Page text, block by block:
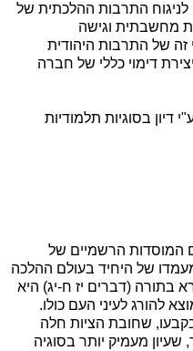
לניגוח התרבות ההלכתית של
מחשבתית וגישה
של התרבות היהודית
דימוי כללי של חברה
בסוגיות תלמודיות
המוסדות הרשמיים של
של היחיד בעולם ההלכה
(דברים יז ח-יג) היא
להורג לעיני העם כולו.
שחובת הציות חלה
מעמיק יותר בסוגיה